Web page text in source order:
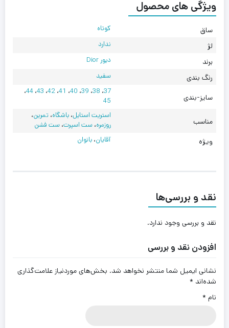
ویژگی های محصول
ساق کوتاه
لژ ندارد
برند دیور Dior
رنگ بندی سفید
سایز-بندی
37، 38، 39، 40، 41،42، 43،44،
45
مناسب
استریت استایل،باشگاه،تمرین،
روزمره،ست اسپرت،ست فشن
ویژه آقایان،بانوان
نقد و بررسی‌ها
نقد و بررسی وجود ندارد.
افزودن نقد و بررسی
نشانی ایمیل شما منتشر نخواهد شد. بخش‌های موردنیاز علامت‌گذاری
شده‌اند *
نام *